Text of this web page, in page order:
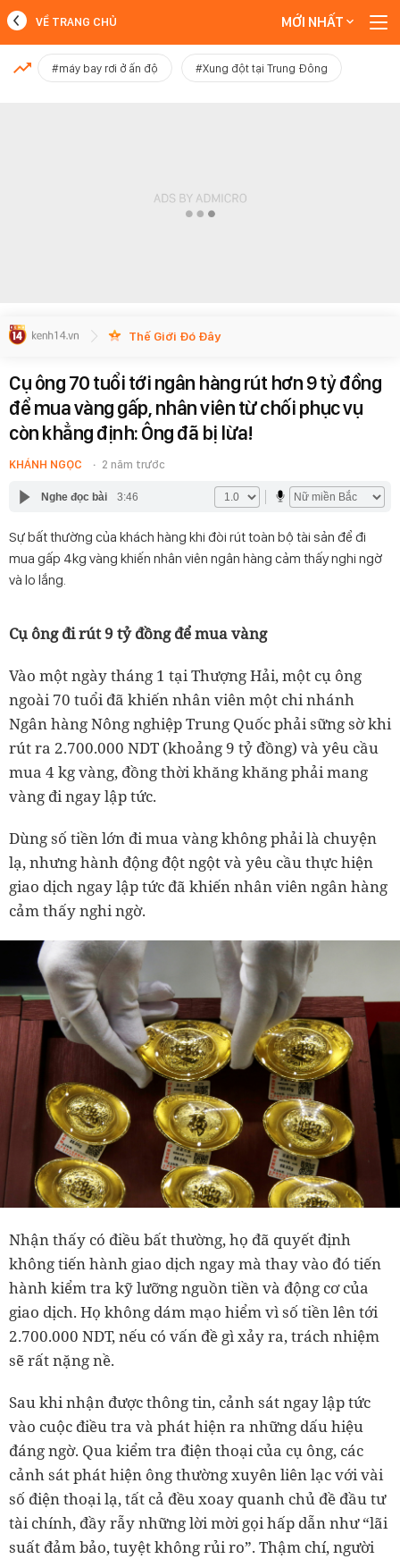
MỚI NHẤT
VỀ TRANG CHỦ MỚI NHẤT
#máy bay rơi ở ấn độ #Xung đột tại Trung Đông
Thế Giới Đó Đây
Cụ ông 70 tuổi tới ngân hàng rút hơn 9 tỷ đồng
để mua vàng gấp, nhân viên từ chối phục vụ
còn khẳng định: Ông đã bị lừa!
KHÁNH NGỌC 2 năm trước
Nghe đọc bài 3:46
Sự bất thường của khách hàng khi đòi rút toàn bộ tài sản để đi
mua gấp 4kg vàng khiến nhân viên ngân hàng cảm thấy nghi ngờ
và lo lắng.
Cụ ông đi rút 9 tỷ đồng để mua vàng
Vào một ngày tháng 1 tại Thượng Hải, một cụ ông
ngoài 70 tuổi đã khiến nhân viên một chi nhánh
Ngân hàng Nông nghiệp Trung Quốc phải sững sờ khi
rút ra 2.700.000 NDT (khoảng 9 tỷ đồng) và yêu cầu
mua 4 kg vàng, đồng thời khăng khăng phải mang
vàng đi ngay lập tức.
Dùng số tiền lớn đi mua vàng không phải là chuyện
lạ, nhưng hành động đột ngột và yêu cầu thực hiện
giao dịch ngay lập tức đã khiến nhân viên ngân hàng
cảm thấy nghi ngờ.
Nhận thấy có điều bất thường, họ đã quyết định
không tiến hành giao dịch ngay mà thay vào đó tiến
hành kiểm tra kỹ lưỡng nguồn tiền và động cơ của
giao dịch. Họ không dám mạo hiểm vì số tiền lên tới
2.700.000 NDT, nếu có vấn đề gì xảy ra, trách nhiệm
sẽ rất nặng nề.
Sau khi nhận được thông tin, cảnh sát ngay lập tức
vào cuộc điều tra và phát hiện ra những dấu hiệu
đáng ngờ. Qua kiểm tra điện thoại của cụ ông, các
cảnh sát phát hiện ông thường xuyên liên lạc với vài
số điện thoại lạ, tất cả đều xoay quanh chủ đề đầu tư
tài chính, đầy rẫy những lời mời gọi hấp dẫn như “lãi
suất đảm bảo, tuyệt không rủi ro”. Thậm chí, người